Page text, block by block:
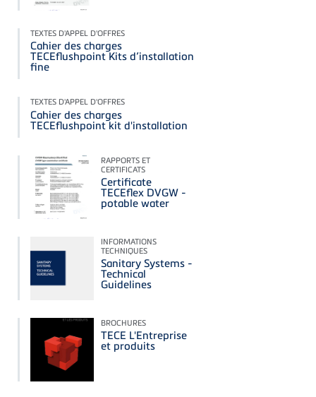
TEXTES D'APPEL D'OFFRES
Cahier des charges
TECEflushpoint Kits d’installation
fine
TEXTES D'APPEL D'OFFRES
Cahier des charges
TECEflushpoint kit d'installation
RAPPORTS ET
CERTIFICATS
Certificate
TECEflex DVGW -
potable water
INFORMATIONS
TECHNIQUES
Sanitary Systems -
Technical
Guidelines
BROCHURES
TECE L'Entreprise
et produits